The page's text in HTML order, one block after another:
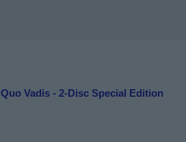
Quo Vadis - 2-Disc Special Edition